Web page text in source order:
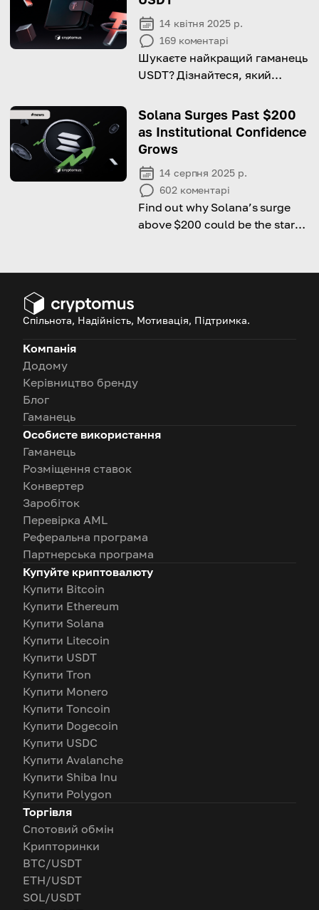
14 квітня 2025 р.
169 коментарі
Шукаєте найкращий гаманець
USDT? Дізнайтеся, який
Solana Surges Past $200
as Institutional Confidence
Grows
14 серпня 2025 р.
602 коментарі
Find out why Solana’s surge
above $200 could be the start
Спільнота, Надійність, Мотивація, Підтримка.
Компанія
Додому
Керівництво бренду
Блог
Гаманець
Особисте використання
Гаманець
Розміщення ставок
Конвертер
Заробіток
Перевірка AML
Реферальна програма
Партнерська програма
Купуйте криптовалюту
Купити Bitcoin
Купити Ethereum
Купити Solana
Купити Litecoin
Купити USDT
Купити Tron
Купити Monero
Купити Toncoin
Купити Dogecoin
Купити USDC
Купити Avalanche
Купити Shiba Inu
Купити Polygon
Торгівля
Спотовий обмін
Крипторинки
BTC/USDT
ETH/USDT
SOL/USDT